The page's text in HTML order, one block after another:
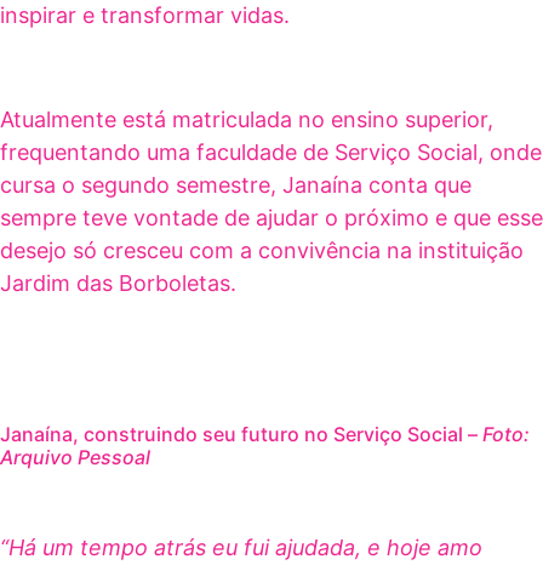
inspirar e transformar vidas.
Atualmente está matriculada no ensino superior,
frequentando uma faculdade de Serviço Social, onde
cursa o segundo semestre, Janaína conta que
sempre teve vontade de ajudar o próximo e que esse
desejo só cresceu com a convivência na instituição
Jardim das Borboletas.
Janaína, construindo seu futuro no Serviço Social – Foto:
Arquivo Pessoal
“Há um tempo atrás eu fui ajudada, e hoje amo